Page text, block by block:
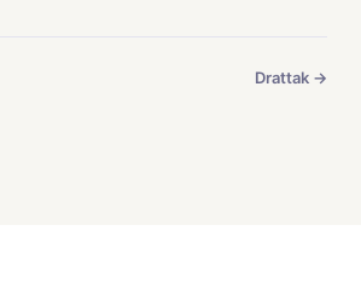
Drattak →